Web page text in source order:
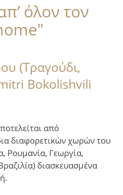
όλον τον
(Τραγούδι,
Bokolishvili
από
διαφορετικών χωρών του
Ρουμανία, Γεωργία,
διασκευασμένα